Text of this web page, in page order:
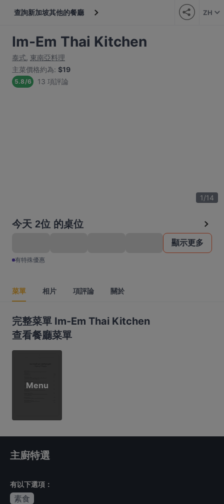
查詢新加坡其他的餐廳 ZH
Im-Em Thai Kitchen
泰式, 東南亞料理
主菜價格約為: $19
5.8/6 13 項評論
1/14
今天 2位 的桌位
顯示更多
有特殊優惠
菜單 相片 項評論 關於
完整菜單 Im-Em Thai Kitchen
查看餐廳菜單
Menu
主廚特選
有以下選項：
素食